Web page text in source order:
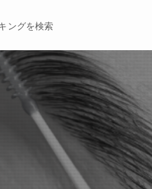
ングを検索